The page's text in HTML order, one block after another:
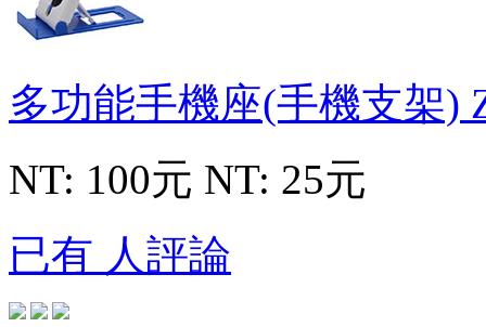
多功能手機座(手機支架)
NT: 100元 NT: 25元
已有 人評論